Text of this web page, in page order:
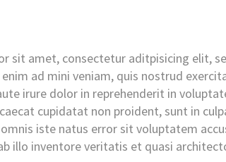
sit amet, consectetur aditpisicing elit,
ad mini veniam, quis nostrud
irure dolor in reprehenderit in
cupidatat non proident, sunt in
iste natus error sit voluptatem
illo inventore veritatis et quasi